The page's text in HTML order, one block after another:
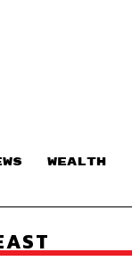
WEALTH